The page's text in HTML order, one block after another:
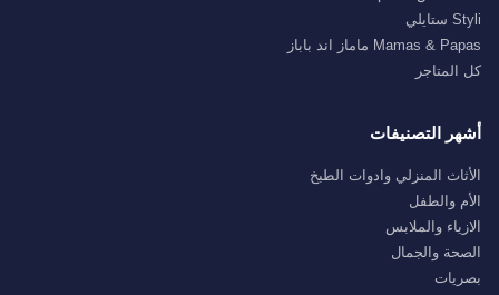
Styli ستايلي
Mamas & Papas ماماز اند باباز
كل المتاجر
أشهر التصنيفات
الأثاث المنزلي وادوات الطبخ
الأم والطفل
الازياء والملابس
الصحة والجمال
بصريات